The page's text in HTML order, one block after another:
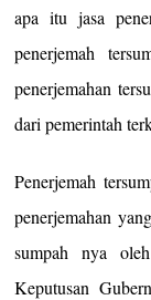
apa itu jasa
penerjemah
penerjemahan
dari pemerintah
Penerjemah
penerjemahan
sumpah nya
Keputusan